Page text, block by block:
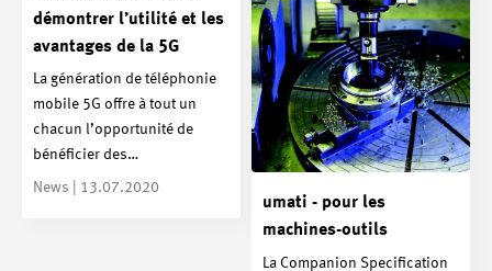
démontrer l’utilité et les
avantages de la 5G
La génération de téléphonie
mobile 5G offre à tout un
chacun l’opportunité de
bénéficier des…
News | 13.07.2020
umati - pour les
machines-outils
La Companion Specification